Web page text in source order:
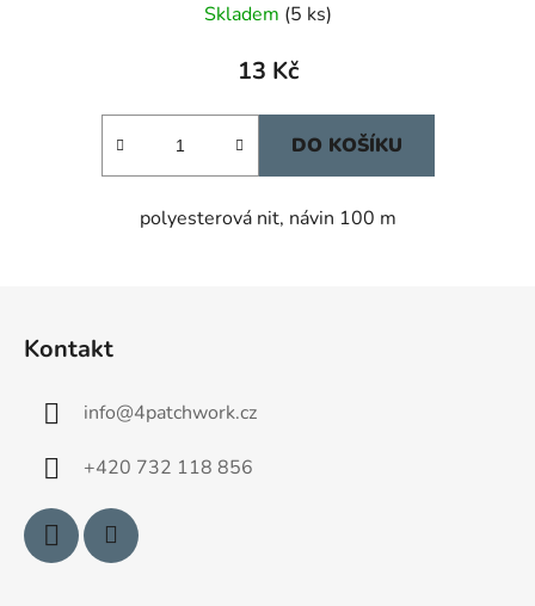
Skladem (5 ks)
13 Kč
DO KOŠÍKU
polyesterová nit, návin 100 m
Kontakt
info@4patchwork.cz
+420 732 118 856